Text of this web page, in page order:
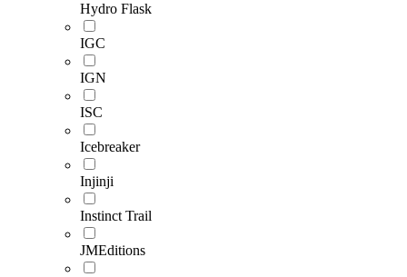
Hydro Flask
IGC
IGN
ISC
Icebreaker
Injinji
Instinct Trail
JMEditions